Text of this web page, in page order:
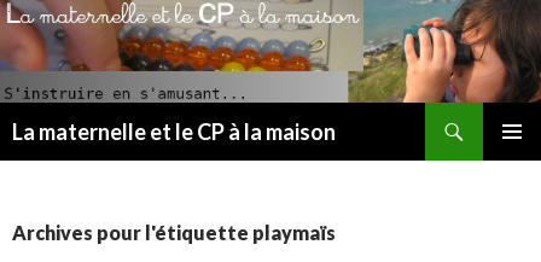
La maternelle et le CP à la maison
PRINCIPAL
Archives pour l'étiquette playmaïs